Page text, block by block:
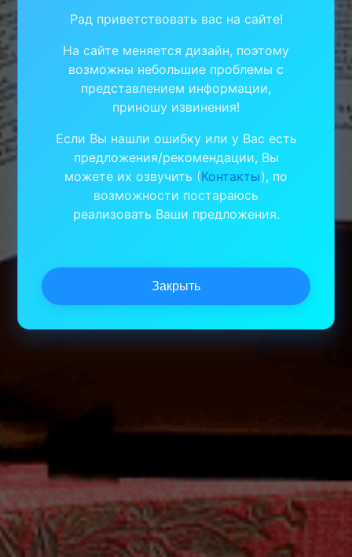
Рад приветствовать вас на сайте!
На сайте меняется дизайн, поэтому
возможны небольшие проблемы с
представлением информации,
приношу извинения!
Если Вы нашли ошибку или у Вас есть
предложения/рекомендации, Вы
можете их озвучить (Контакты), по
возможности постараюсь
реализовать Ваши предложения.
Закрыть